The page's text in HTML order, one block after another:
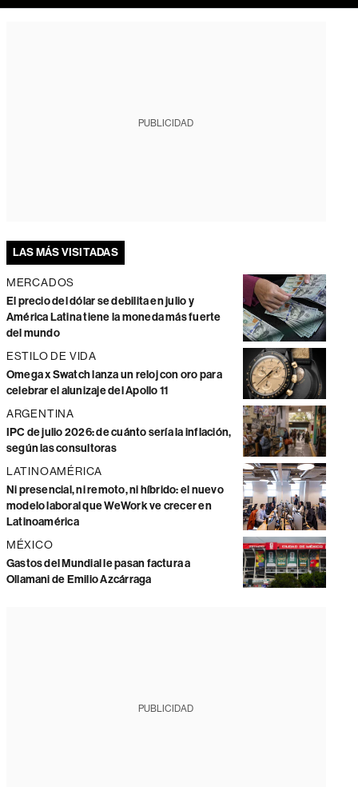
PUBLICIDAD
LAS MÁS VISITADAS
MERCADOS
El precio del dólar se debilita en julio y
América Latina tiene la moneda más fuerte
del mundo
ESTILO DE VIDA
Omega x Swatch lanza un reloj con oro para
celebrar el alunizaje del Apollo 11
ARGENTINA
IPC de julio 2026: de cuánto sería la inflación,
según las consultoras
LATINOAMÉRICA
Ni presencial, ni remoto, ni híbrido: el nuevo
modelo laboral que WeWork ve crecer en
Latinoamérica
MÉXICO
Gastos del Mundial le pasan factura a
Ollamani de Emilio Azcárraga
PUBLICIDAD